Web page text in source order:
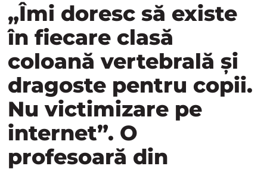
„Îmi doresc să existe
în fiecare clasă
coloană vertebrală și
dragoste pentru copii.
Nu victimizare pe
internet”. O
profesoară din